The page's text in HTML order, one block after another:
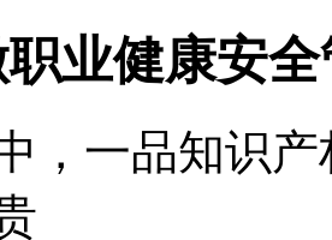
业健康安
，一品知识